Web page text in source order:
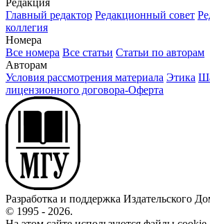
Главный редактор Редакционный совет
коллегия
Номера
Все номера Все статьи Статьи по авторам
Авторам
Условия рассмотрения материала Этика
лицензионного договора-Оферта
Разработка и поддержка Издательского
© 1995 - 2026.